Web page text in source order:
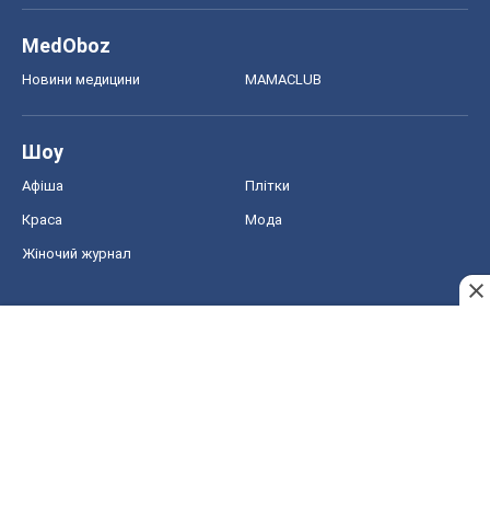
MedOboz
Новини медицини MAMACLUB
Шоу
Афіша Плітки
Краса Мода
Жіночий журнал